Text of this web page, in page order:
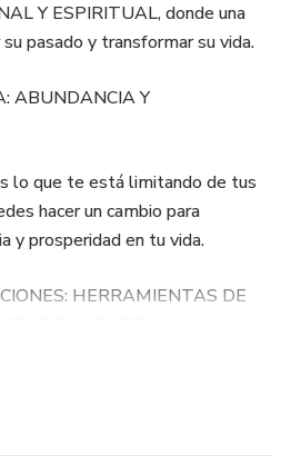
Y ESPIRITUAL, donde una
pasado y transformar su vida.
ABUNDANCIA Y
lo que te está limitando de tus
hacer un cambio para
y prosperidad en tu vida.
HERRAMIENTAS DE
vidas. Cuando aprendes a abrir